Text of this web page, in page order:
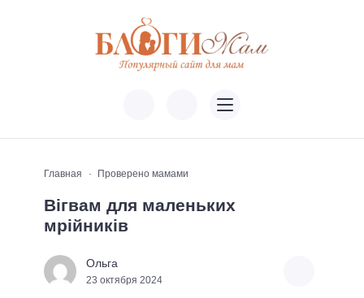
Главная Проверено мамами
Вігвам для маленьких
мрійників
Ольга
23 октября 2024